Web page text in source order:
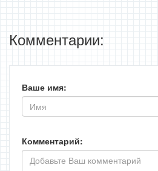
Комментарии:
Ваше имя:
Комментарий: